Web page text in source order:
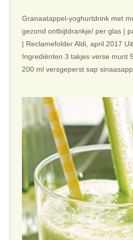
Granaatappel-yoghurtdrink met
gezond ontbijtdrankje/ per glas |
| Reclamefolder Aldi, april 2017
Ingrediënten 3 takjes verse munt
200 ml versgeperst sap